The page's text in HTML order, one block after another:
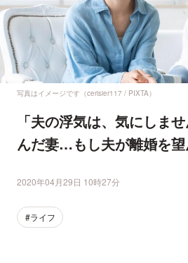
写真はイメージです（cerisier117 / PIXTA）
「夫の浮気は、気にしま
んだ妻…もし夫が離婚を望
2020年04月29日 10時27分
#ライフ